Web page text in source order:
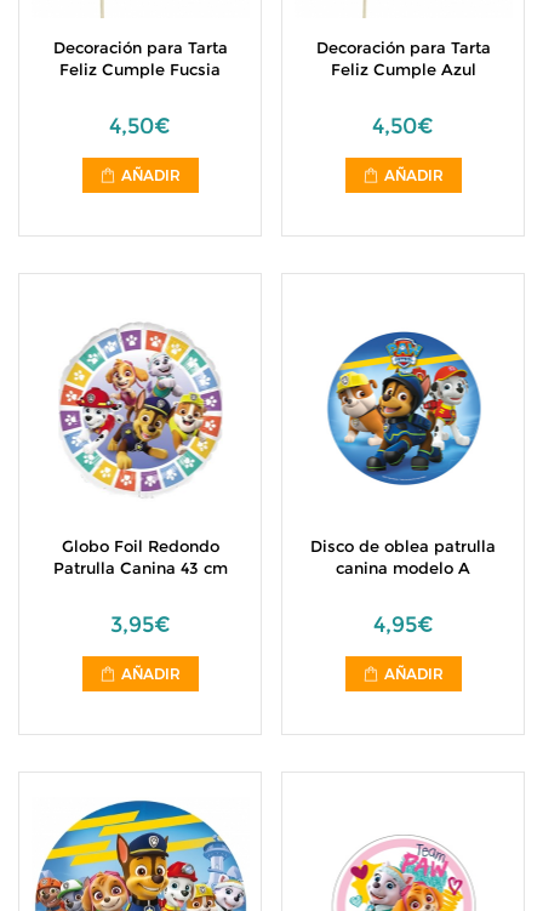
Decoración para Tarta
Feliz Cumple Fucsia
4,50€
AÑADIR
Decoración para Tarta
Feliz Cumple Azul
4,50€
AÑADIR
Globo Foil Redondo
Patrulla Canina 43 cm
3,95€
AÑADIR
Disco de oblea patrulla
canina modelo A
4,95€
AÑADIR